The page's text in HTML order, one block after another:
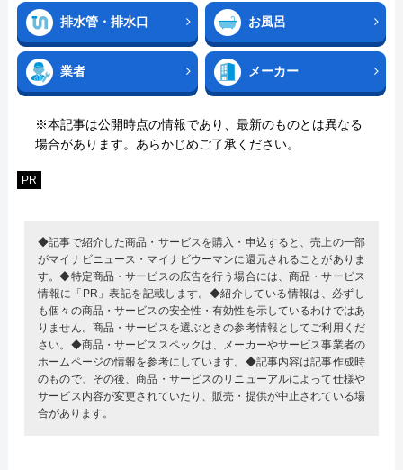
排水管・排水口 お風呂
業者 メーカー
※本記事は公開時点の情報であり、最新のものとは異なる
場合があります。あらかじめご了承ください。
PR
◆記事で紹介した商品・サービスを購入・申込すると、売上の一部
がマイナビニュース・マイナビウーマンに還元されることがありま
す。◆特定商品・サービスの広告を行う場合には、商品・サービス
情報に「PR」表記を記載します。◆紹介している情報は、必ずし
も個々の商品・サービスの安全性・有効性を示しているわけではあ
りません。商品・サービスを選ぶときの参考情報としてご利用くだ
さい。◆商品・サービススペックは、メーカーやサービス事業者の
ホームページの情報を参考にしています。◆記事内容は記事作成時
のもので、その後、商品・サービスのリニューアルによって仕様や
サービス内容が変更されていたり、販売・提供が中止されている場
合があります。